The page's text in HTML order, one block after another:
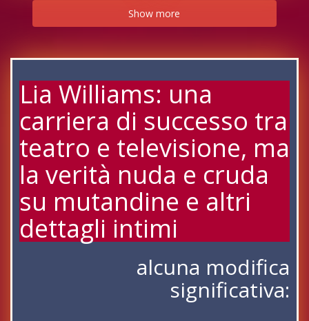
Show more
Lia Williams: una
carriera di successo tra
teatro e televisione, ma
la verità nuda e cruda
su mutandine e altri
dettagli intimi
alcuna modifica
significativa: